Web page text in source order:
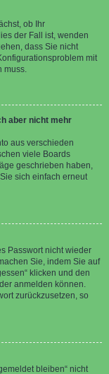
ob Ihr
der Fall ist, wenden
dass Sie nicht
mit
muss.
aber nicht mehr
aus verschieden
viele Boards
geschrieben haben,
sich einfach erneut
Passwort nicht wieder
Sie, indem Sie auf
klicken und den
anmelden können.
zurückzusetzen, so
bleiben“ nicht